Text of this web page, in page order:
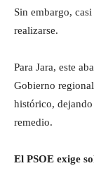
Sin embargo,
realizarse.
Para Jara, este
Gobierno
histórico,
remedio.
El PSOE exige